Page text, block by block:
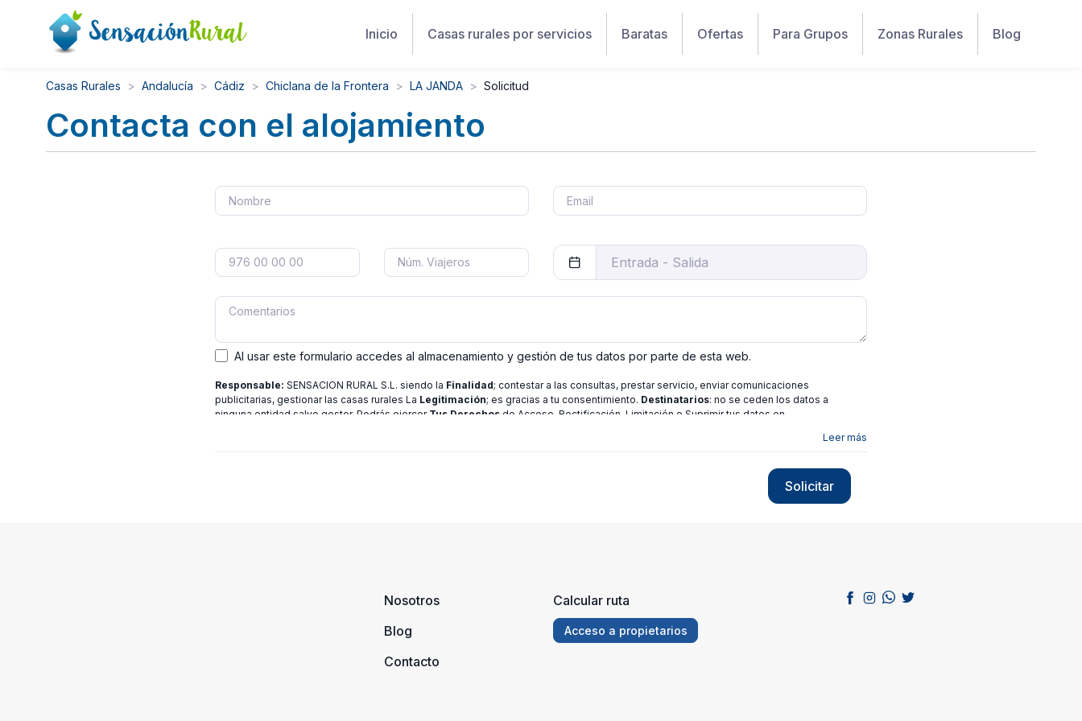
Inicio Casas rurales por servicios Baratas Ofertas Para Grupos Zonas Rurales Blog
Casas Rurales Andalucía Cádiz Chiclana de la Frontera LA JANDA Solicitud
Contacta con el alojamiento
Al usar este formulario accedes al almacenamiento y gestión de tus datos por parte de esta web.
Responsable: SENSACION RURAL S.L. siendo la Finalidad; contestar a las consultas, prestar servicio, enviar comunicaciones
publicitarias, gestionar las casas rurales La Legitimación; es gracias a tu consentimiento. Destinatarios: no se ceden los datos a
ninguna entidad salvo gestor. Podrás ejercer Tus Derechos de Acceso, Rectificación, Limitación o Suprimir tus datos en
Leer más
Solicitar
Nosotros
Blog
Contacto
Calcular ruta
Acceso a propietarios